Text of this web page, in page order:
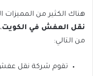
هناك الكثير من
نقل العفش في الكويت،
من التالي:
تقوم شركة نقل